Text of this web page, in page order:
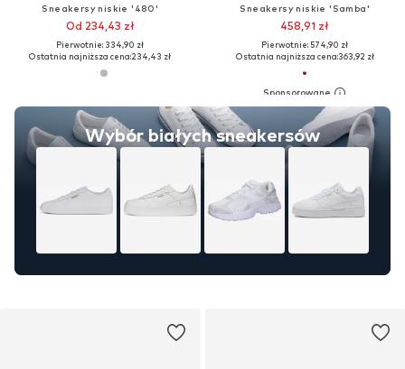
Sneakersy niskie '480'
Od 234,43 zł
Pierwotnie: 334,90 zł
Ostatnia najniższa cena:234,43 zł
Sneakersy niskie 'Samba'
458,91 zł
Pierwotnie: 574,90 zł
Ostatnia najniższa cena:363,92 zł
Wybór białych sneakersów